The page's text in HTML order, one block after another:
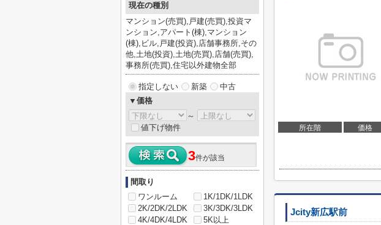
所在階 価格
Jcity新広駅前
現在の種別
マンション(売買),戸建(売買),投資マ
ンション,アパート(棟),マンション
(棟),ビル,戸建(投資),店舗事務所,その
他,土地(投資),土地(売買),店舗(売買),
事務所(売買),住宅以外建物全部
指定しない 新築
中古
▼価格
～
値下げ物件
3件が該当
間取り
ワンルーム
1K/1DK/1LDK
2K/2DK/2LDK
3K/3DK/3LDK
4K/4DK/4LDK
5K以上